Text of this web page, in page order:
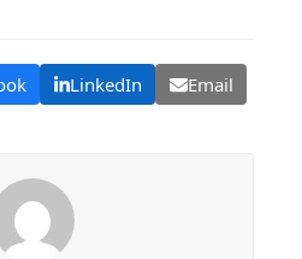
LinkedIn Email